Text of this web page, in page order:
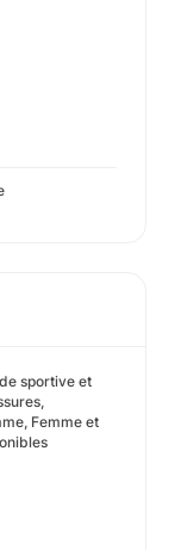
sportive et
Femme et